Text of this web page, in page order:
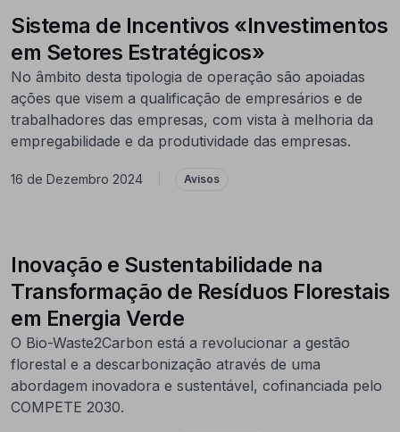
Sistema de Incentivos «Investimentos
em Setores Estratégicos»
No âmbito desta tipologia de operação são apoiadas
ações que visem a qualificação de empresários e de
trabalhadores das empresas, com vista à melhoria da
empregabilidade e da produtividade das empresas.
16 de Dezembro 2024 Avisos
Inovação e Sustentabilidade na
Transformação de Resíduos Florestais
em Energia Verde
O Bio-Waste2Carbon está a revolucionar a gestão
florestal e a descarbonização através de uma
abordagem inovadora e sustentável, cofinanciada pelo
COMPETE 2030.